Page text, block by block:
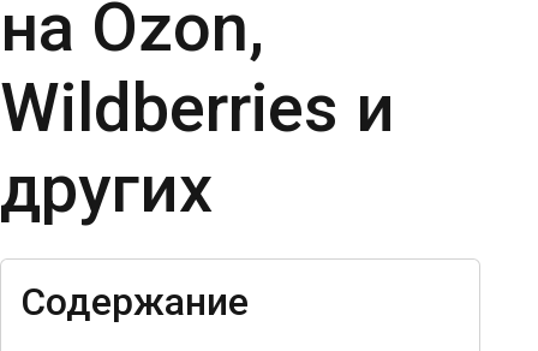
на Ozon,
Wildberries и
других
Содержание